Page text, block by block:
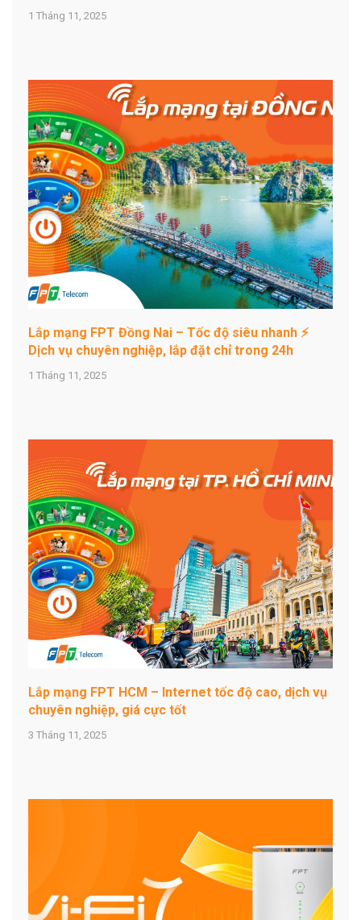
1 Tháng 11, 2025
Lắp mạng FPT Đồng Nai – Tốc độ siêu nhanh ⚡
Dịch vụ chuyên nghiệp, lắp đặt chỉ trong 24h
1 Tháng 11, 2025
Lắp mạng FPT HCM – Internet tốc độ cao, dịch vụ
chuyên nghiệp, giá cực tốt
3 Tháng 11, 2025